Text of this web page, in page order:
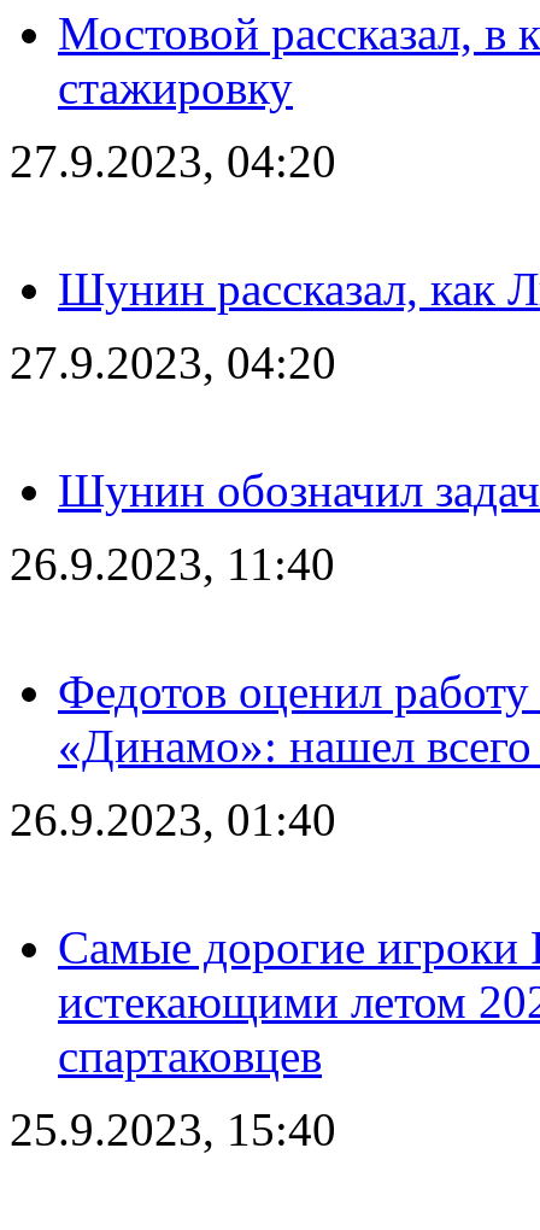
Мостовой рассказал, в
стажировку
27.9.2023, 04:20
Шунин рассказал, как
27.9.2023, 04:20
Шунин обозначил
26.9.2023, 11:40
Федотов оценил
«Динамо»: нашел
26.9.2023, 01:40
Самые дорогие игроки
истекающими летом
спартаковцев
25.9.2023, 15:40